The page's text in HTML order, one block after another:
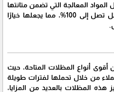
المعالجة التي تضمن متانتها
وطول عمرها، كما توفر نسبة ظل تصل إلى 100%، مما يجعلها خيارًا
أقوى أنواع المظلات المتاحة، حيث
من خلال تحملها لفترات طويلة
هذه المظلات بالعديد من المزايا،